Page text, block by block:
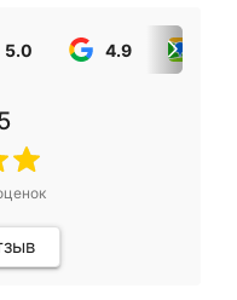
5.0 4.9